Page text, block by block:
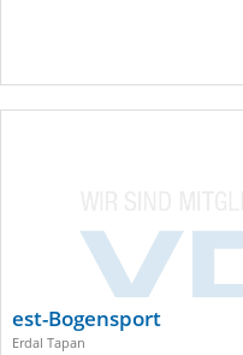
est-Bogensport
Erdal Tapan